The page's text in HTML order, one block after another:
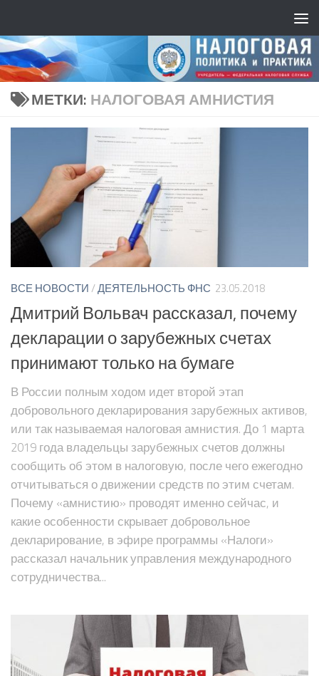
МЕТКИ: НАЛОГОВАЯ АМНИСТИЯ
ВСЕ НОВОСТИ/ДЕЯТЕЛЬНОСТЬ ФНС 23.05.2018
Дмитрий Вольвач рассказал, почему
декларации о зарубежных счетах
принимают только на бумаге
В России полным ходом идет второй этап
добровольного декларирования зарубежных активов,
или так называемая налоговая амнистия. До 1 марта
2019 года владельцы зарубежных счетов должны
сообщить об этом в налоговую, после чего ежегодно
отчитываться о движении средств по этим счетам.
Почему «амнистию» проводят именно сейчас, и
какие особенности скрывает добровольное
декларирование, в эфире программы «Налоги»
рассказал начальник управления международного
сотрудничества...